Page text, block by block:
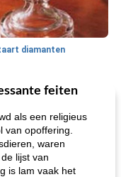
diamanten
310
Meal feiten
als een religieus
van opoffering.
waren
lijst van
is lam vaak het